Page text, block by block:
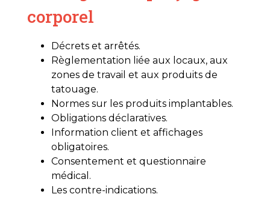
corporel
Décrets et arrêtés.
Règlementation liée aux locaux, aux
zones de travail et aux produits de
tatouage.
Normes sur les produits implantables.
Obligations déclaratives.
Information client et affichages
obligatoires.
Consentement et questionnaire
médical.
Les contre-indications.